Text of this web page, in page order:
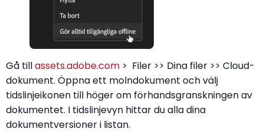
Gå tillassets.adobe.com > Filer >> Dina filer >> Cloud-
dokument. Öppna ett molndokument och välj
tidslinjeikonen till höger om förhandsgranskningen av
dokumentet. I tidslinjevyn hittar du alla dina
dokumentversioner i listan.